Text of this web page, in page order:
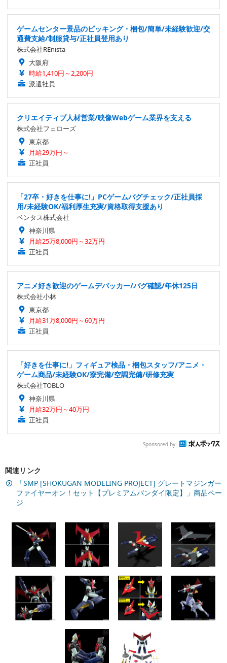
ゲームセンター景品のピッキング・梱包/簡単/未経験歓迎/交
通費支給/制服貸与/正社員登用あり
株式会社REnista
大阪府
時給1,410円～2,200円
派遣社員
クリエイティブ人材営業/映像Webゲーム業界を支える
株式会社フェローズ
東京都
月給29万円～
正社員
「27卒・好きを仕事に!」PCゲームバグチェック/正社員採
用/未経験OK/福利厚生充実/資格取得支援あり
ベンタス株式会社
神奈川県
月給25万8,000円～32万円
正社員
アニメ好き歓迎のゲームデバッカー/バグ確認/年休125日
株式会社小林
東京都
月給31万8,000円～60万円
正社員
「好きを仕事に!」フィギュア検品・梱包スタッフ/アニメ・
ゲーム商品/未経験OK/寮完備/空調完備/研修充実
株式会社TOBLO
神奈川県
月給32万円～40万円
正社員
Sponsored by
関連リンク
「SMP [SHOKUGAN MODELING PROJECT] グレートマジンガー
ファイヤーオン！セット【プレミアムバンダイ限定】」商品ペー
ジ